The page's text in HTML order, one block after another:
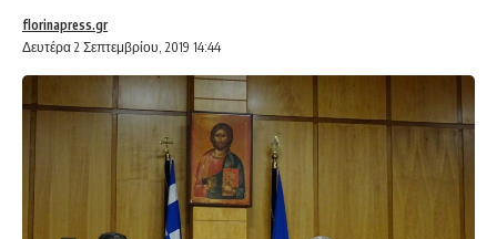
Δευτέρα 2 Σεπτεμβρίου, 2019 14:44
florinapress.gr